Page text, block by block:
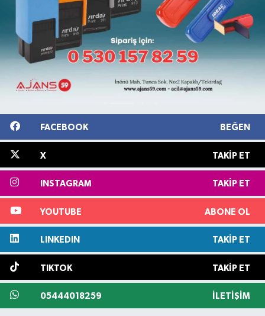
FACEBOOK BEĞEN
X TAKIP ET
INSTAGRAM TAKIP ET
YOUTUBE ABONE OL
LINKEDIN TAKIP ET
TIKTOK TAKIP ET
05444018259 İLETIŞIM